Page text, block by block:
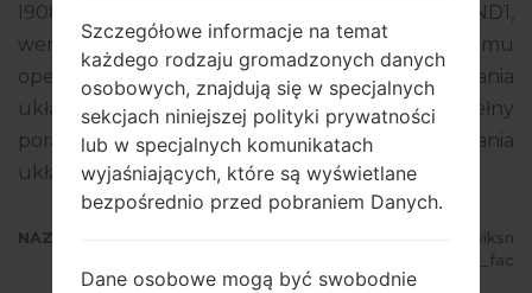
I9080LUBUBND1, wersja CSC I9080LCHEBND1,
wersja MODEM I9080LUBUBNE1. Wersja systemu
operacyjnego danego oprogramowania
układowego to Android Jelly Bean 4.2.2. Pełny
poradnik na temat flashowania oprogramowania
układowego na urządzeniach Samsungtutaj
NAZWA PLIKU
GT-I9080L_1_20150916171513_fyiksn
6gug_fac
Szczegółowe informacje na temat
każdego rodzaju gromadzonych danych
osobowych, znajdują się w specjalnych
sekcjach niniejszej polityki prywatności
lub w specjalnych komunikatach
wyjaśniających, które są wyświetlane
bezpośrednio przed pobraniem Danych.
Dane osobowe mogą być swobodnie